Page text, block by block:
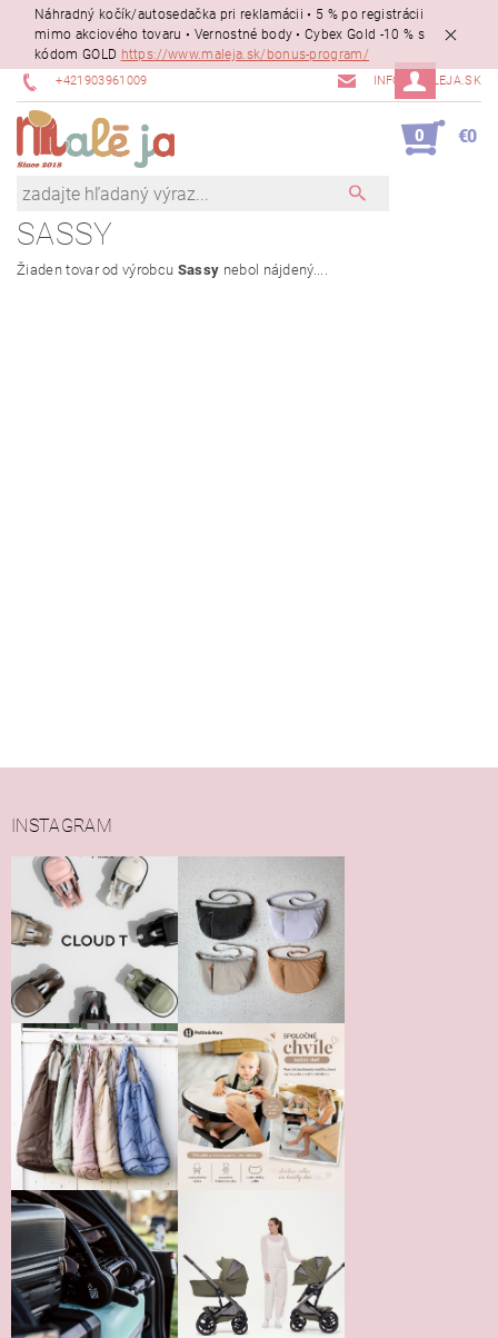
Náhradný kočík/autosedačka pri reklamácii • 5 % po registrácii
mimo akciového tovaru • Vernostné body • Cybex Gold -10 % s
kódom GOLD https://www.maleja.sk/bonus-program/
+421903961009 INFO@MALEJA.SK
0 €0
SASSY
Žiaden tovar od výrobcu Sassy nebol nájdený....
INSTAGRAM